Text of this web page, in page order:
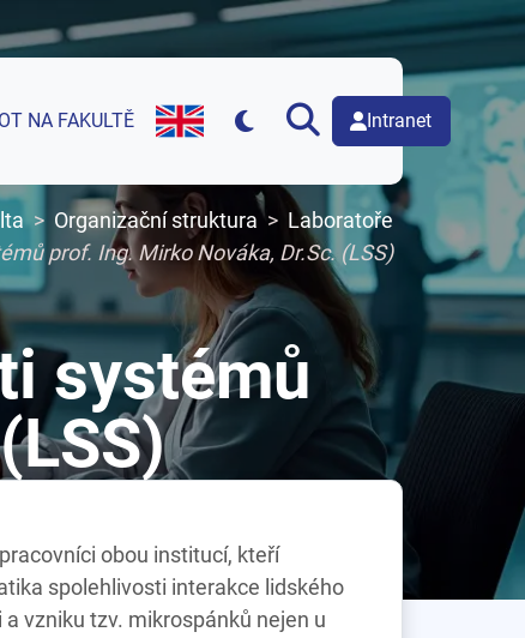
NA FAKULTĚ
English version of web page
Intranet
Organizační struktura
Laboratoře
prof. Ing. Mirko Nováka, Dr.Sc. (LSS)
systémů
obou institucí, kteří
spolehlivosti interakce lidského
vzniku tzv. mikrospánků nejen u